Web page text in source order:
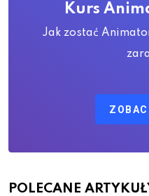
Kurs
Jak zostać
POLECANE